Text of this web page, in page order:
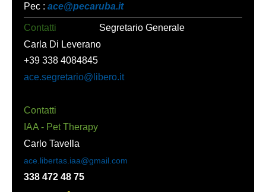
Pec : ace@pecaruba.it
Contatti
Segretario Generale
Carla Di Leverano
+39 338 4084845
ace.segretario@libero.it
Contatti
IAA - Pet Therapy
Carlo Tavella
ace.libertas.iaa@gmail.com
338 472 48 75